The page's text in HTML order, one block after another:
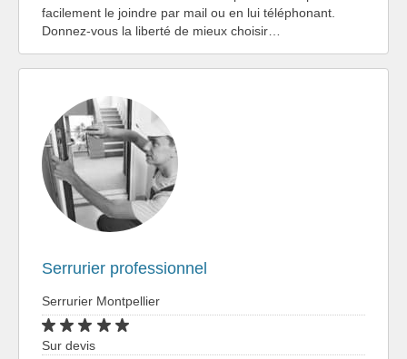
facilement le joindre par mail ou en lui téléphonant.
Donnez-vous la liberté de mieux choisir…
Serrurier professionnel
Serrurier Montpellier
Sur devis